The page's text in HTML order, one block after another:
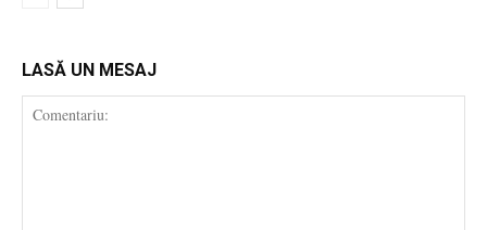
LASĂ UN MESAJ